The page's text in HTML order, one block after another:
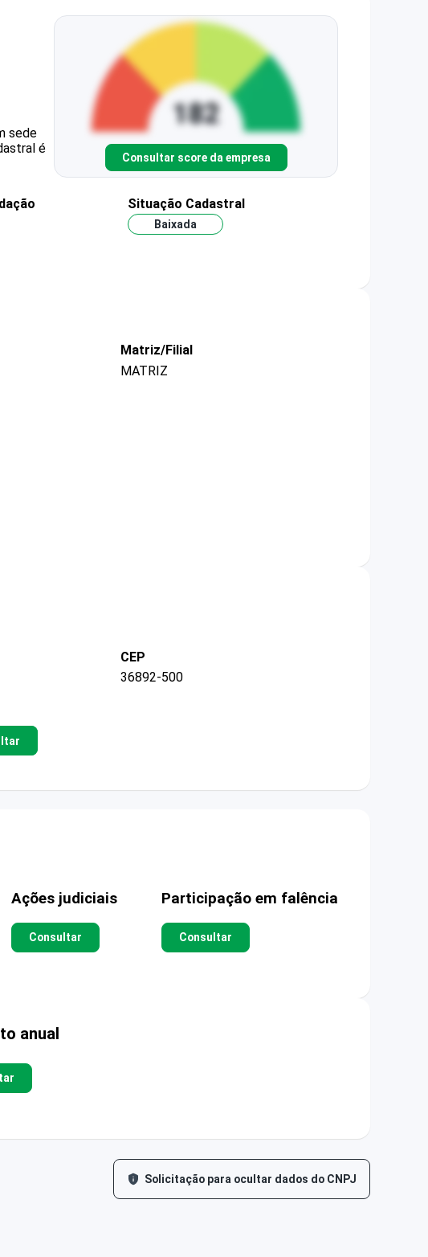
sede
é
Consultar score da empresa
Situação Cadastral
Baixada
Matriz/Filial
MATRIZ
CEP
36892-500
Ações judiciais
Consultar
Participação em falência
Consultar
anual
Solicitação para ocultar dados do CNPJ